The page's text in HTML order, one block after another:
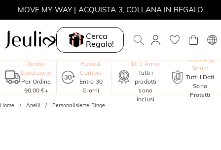
MOVE MY WAY | ACQUISTA 3, COLLANA IN REGALO
Cerca
Regalo!
Gratis
Spedizione
Per Ordine
90,00 €+
Reso &
Cambio
Entro 30
Giorni
Di 1 Anno
Tutti i
prodotti
sono
inclusi
Shopping
Sicuro
Tutti I Dati
Sono
Protetti
Home Anelli Personalisierte Ringe